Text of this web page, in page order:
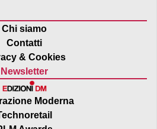
Chi siamo
Contatti
& Cookies
Newsletter
Moderna